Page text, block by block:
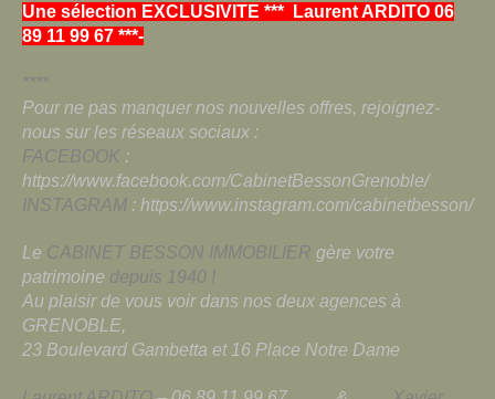
Une sélection EXCLUSIVITE *** Laurent ARDITO 06
89 11 99 67 ***-
****
Pour ne pas manquer nos nouvelles offres, rejoignez-
nous sur les réseaux sociaux :
FACEBOOK :
https://www.facebook.com/CabinetBessonGrenoble/
INSTAGRAM : https://www.instagram.com/cabinetbesson/
Le CABINET BESSON IMMOBILIER gère votre
patrimoine depuis 1940 !
Au plaisir de vous voir dans nos deux agences à
GRENOBLE,
23 Boulevard Gambetta et 16 Place Notre Dame